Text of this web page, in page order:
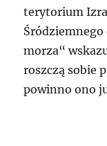
terytorium
Śródziemnego
morza“
roszczą sobie
powinno ono